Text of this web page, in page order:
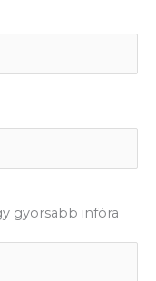
gyorsabb infóra